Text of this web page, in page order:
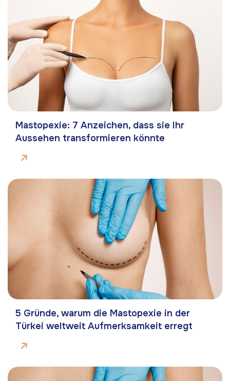
Mastopexie: 7 Anzeichen, dass sie Ihr
Aussehen transformieren könnte
5 Gründe, warum die Mastopexie in der
Türkei weltweit Aufmerksamkeit erregt